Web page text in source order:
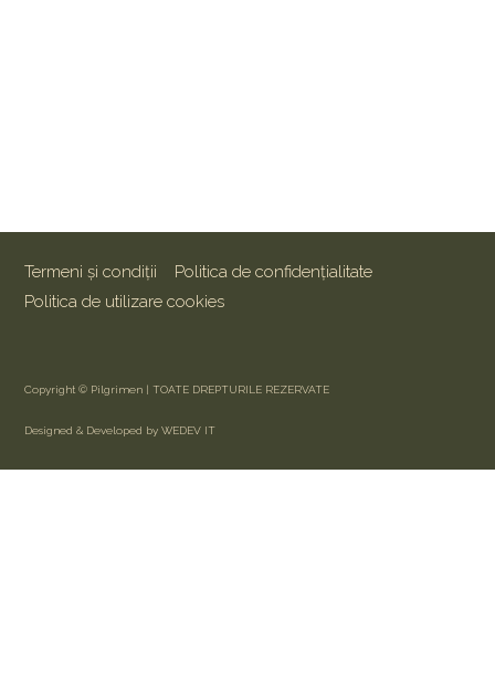
Termeni și condiții
Politica de confidențialitate
Politica de utilizare cookies
Copyright © Pilgrimen | TOATE DREPTURILE REZERVATE
Designed & Developed by WEDEV IT